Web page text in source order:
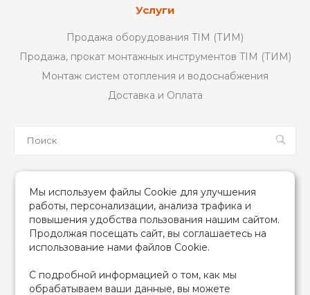
Услуги
Продажа оборудования TIM (ТИМ)
Продажа, прокат монтажных инструментов TIM (ТИМ)
Монтаж систем отопления и водоснабжения
Доставка и Оплата
2026 © TIM (ТИМ) Инженерная сантехника, Все права
защищены
Мы используем файлы Cookie для улучшения
работы, персонализации, анализа трафика и
повышения удобства пользования нашим сайтом.
Продолжая посещать сайт, вы соглашаетесь на
использование нами файлов Cookie.
С подробной информацией о том, как мы
обрабатываем ваши данные, вы можете